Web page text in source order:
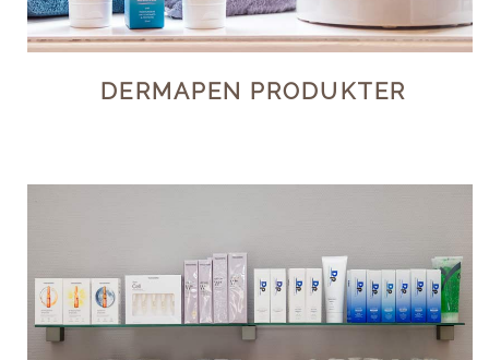
DERMAPEN PRODUKTER